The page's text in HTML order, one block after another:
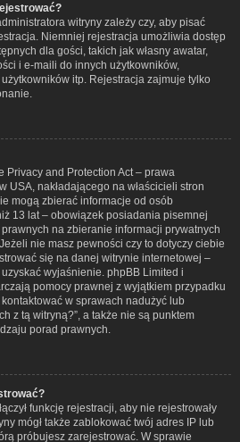
witryny zależy czy, aby pisać
Niemniej rejestracja umożliwia dostęp
dla gości, takich jak własny awatar,
i e-maili do innych użytkowników,
itp. Rejestracja zajmuje tylko
Privacy and Protection Act – prawa
USA, nakładającego na właścicieli stron
mogą zbierać informacje od osób
13 lat – obowiązek posiadania pisemnej
na zbieranie informacji prywatnych
nie masz pewności czy to dotyczy ciebie
się na danej witrynie internetowej –
wyjaśnienie. phpBB Limited i
pomocy prawnej z wyjątkiem przypadku
w sprawach nadużyć lub
z tą witryną?”, a także nie są punktem
porad prawnych.
funkcję rejestracji, aby nie rejestrowały
mógł także zablokować twój adres IP lub
próbujesz zarejestrować. W sprawie